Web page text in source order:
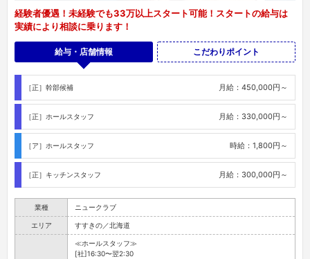
経験者優遇！未経験でも33万以上スタート可能！スタートの給与は
実績により相談に乗ります！
給与・店舗情報 こだわりポイント
［正］幹部候補 月給：450,000円～
［正］ホールスタッフ 月給：330,000円～
［ア］ホールスタッフ 時給：1,800円～
［正］キッチンスタッフ 月給：300,000円～
業種 ニュークラブ
エリア すすきの／北海道
≪ホールスタッフ≫
[社]16:30〜翌2:30